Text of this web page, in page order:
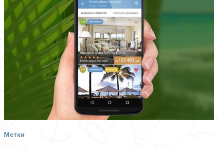
Метки